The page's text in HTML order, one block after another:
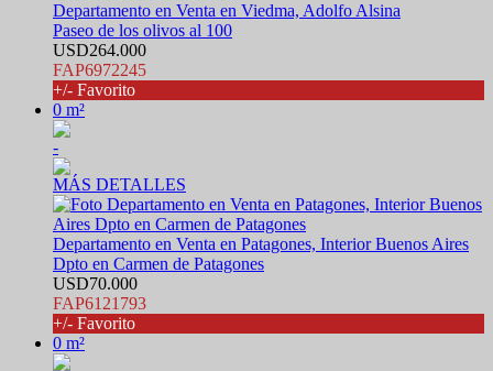
Departamento en Venta en Viedma, Adolfo Alsina
Paseo de los olivos al 100
USD264.000
FAP6972245
+/- Favorito
0 m²
-
MÁS DETALLES
Departamento en Venta en Patagones, Interior Buenos Aires
Dpto en Carmen de Patagones
USD70.000
FAP6121793
+/- Favorito
0 m²